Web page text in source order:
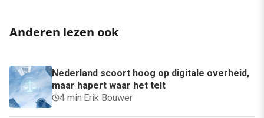
Anderen lezen ook
Nederland scoort hoog op digitale overheid,
maar hapert waar het telt
4 min·Erik Bouwer